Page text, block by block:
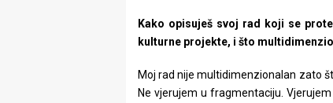
Kako opisuješ svoj rad koji se
kulturne projekte, i što
Moj rad nije multidimenzionalan zato
Ne vjerujem u fragmentaciju.